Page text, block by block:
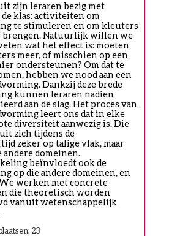
zijn leraren bezig met
klas: activiteiten om
te stimuleren en om kleuters
brengen. Natuurlijk willen we
wat het effect is: moeten
meer, of misschien op een
ondersteunen? Om dat te
hebben we nood aan een
Dankzij deze brede
kunnen leraren nadien
aan de slag. Het proces van
leert ons dat in elke
diversiteit aanwezig is. Die
zich tijdens de
zeker op talige vlak, maar
andere domeinen.
beïnvloedt ook de
op die andere domeinen, en
werken met concrete
die theoretisch worden
vanuit wetenschappelijk
23